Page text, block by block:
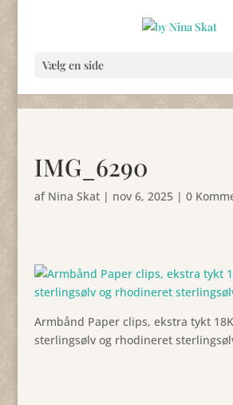
Vælg en side
IMG_6290
af Nina Skat| nov 6, 2025| 0
Armbånd Paper clips, ekstra tykt
sterlingsølv og rhodineret